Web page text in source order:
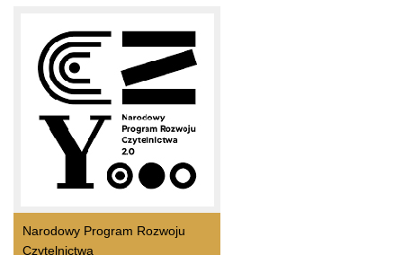
Narodowy Program Rozwoju
Czytelnictwa